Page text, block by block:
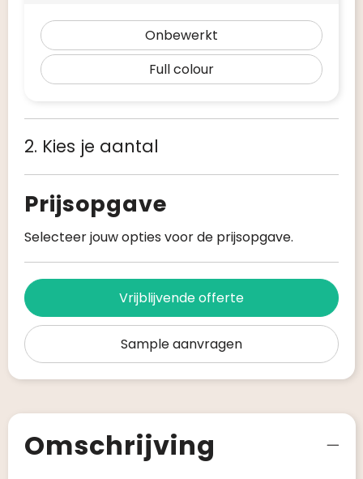
Onbewerkt
Full colour
2. Kies je aantal
Prijsopgave
Selecteer jouw opties voor de prijsopgave.
Vrijblijvende offerte
Sample aanvragen
Omschrijving